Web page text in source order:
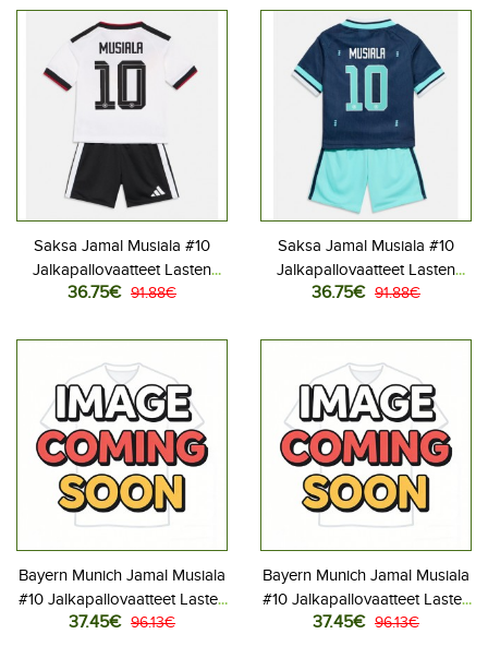
Saksa Jamal Musiala #10
Jalkapallovaatteet Lasten
Kotipeliasu MM-kisat 2026
housut)
36.75€ 91.88€
Saksa Jamal Musiala #10
Jalkapallovaatteet Lasten
Vieraspeliasu MM-kisat 2026
housut)
36.75€ 91.88€
Bayern Munich Jamal Musiala
#10 Jalkapallovaatteet Lasten
Kotipeliasu 2026-27
37.45€ 96.13€
Bayern Munich Jamal Musiala
#10 Jalkapallovaatteet Lasten
Vieraspeliasu 2026-27
37.45€ 96.13€